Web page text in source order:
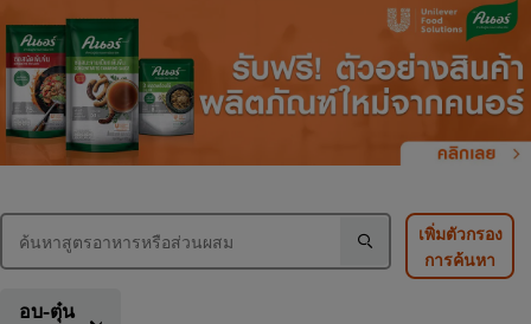
เพิ่มตัวกรอง
การค้นหา
อบ-ตุ๋น